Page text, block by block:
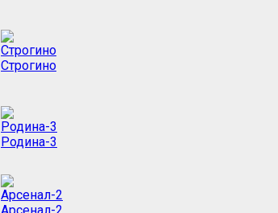
Строгино
Родина-3